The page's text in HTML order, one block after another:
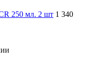
250 мл. 2 шт 1 340